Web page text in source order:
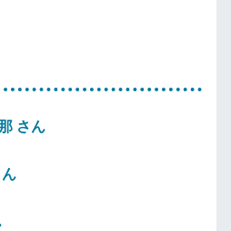
さん